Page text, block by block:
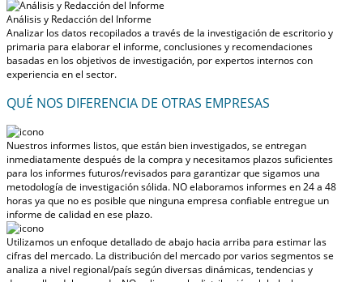
Análisis y Redacción del Informe
Analizar los datos recopilados a través de la investigación de escritorio y
primaria para elaborar el informe, conclusiones y recomendaciones
basadas en los objetivos de investigación, por expertos internos con
experiencia en el sector.
QUÉ NOS DIFERENCIA DE OTRAS EMPRESAS
Nuestros informes listos, que están bien investigados, se entregan
inmediatamente después de la compra y necesitamos plazos suficientes
para los informes futuros/revisados para garantizar que sigamos una
metodología de investigación sólida. NO elaboramos informes en 24 a 48
horasya que no es posible que ninguna empresa confiable entregue un
informe de calidad en ese plazo.
Utilizamos un enfoque detallado de abajo hacia arriba para estimar las
cifras del mercado. La distribución del mercado por varios segmentos se
analiza a nivel regional/país según diversas dinámicas, tendencias y